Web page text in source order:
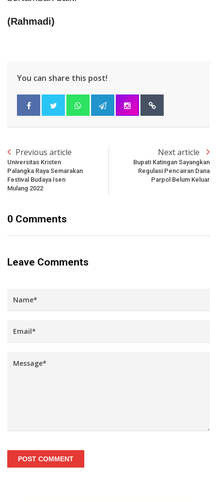
(Rahmadi)
You can share this post!
Previous article
Universitas Kristen
Palangka Raya Semarakan
Festival Budaya Isen
Mulang 2022
Next article
Bupati Katingan Sayangkan
Regulasi Pencairan Dana
Parpol Belum Keluar
0 Comments
Leave Comments
POST COMMENT